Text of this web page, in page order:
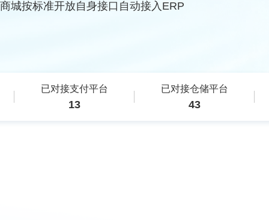
商城按标准开放自身接口自动接入ERP
已对接支付平台
13
已对接仓储平台
43